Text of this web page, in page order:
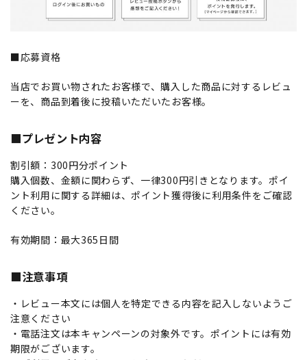
■応募資格
当店でお買い物されたお客様で、購入した商品に対するレビュ
ーを、商品到着後に投稿いただいたお客様。
■プレゼント内容
割引額：300円分ポイント
購入個数、金額に関わらず、一律300円引きとなります。ポイ
ント利用に関する詳細は、ポイント獲得後に利用条件をご確認
ください。
有効期間：最大365日間
■注意事項
・レビュー本文には個人を特定できる内容を記入しないようご
注意ください
・電話注文は本キャンペーンの対象外です。ポイントには有効
期限がございます。